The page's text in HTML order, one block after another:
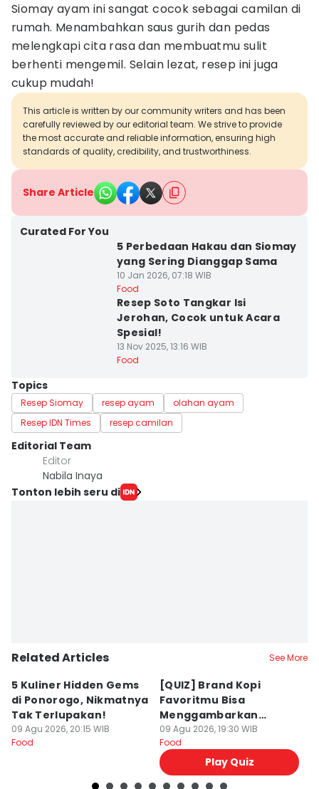
Siomay ayam ini sangat cocok sebagai camilan di
rumah. Menambahkan saus gurih dan pedas
melengkapi cita rasa dan membuatmu sulit
berhenti mengemil. Selain lezat, resep ini juga
cukup mudah!
This article is written by our community writers and has been
carefully reviewed by our editorial team. We strive to provide
the most accurate and reliable information, ensuring high
standards of quality, credibility, and trustworthiness.
Share Article
Curated For You
5 Perbedaan Hakau dan Siomay
yang Sering Dianggap Sama
10 Jan 2026, 07:18 WIB
Food
Resep Soto Tangkar Isi
Jerohan, Cocok untuk Acara
Spesial!
13 Nov 2025, 13:16 WIB
Food
Topics
Resep Siomay resep ayam
olahan ayam
Resep IDN Times
resep camilan
Editorial Team
Editor
Nabila Inaya
Tonton lebih seru di
Related Articles See More
5 Kuliner Hidden Gems
di Ponorogo, Nikmatnya
Tak Terlupakan!
09 Agu 2026, 20:15 WIB
Food
[QUIZ] Brand Kopi
Favoritmu Bisa
Menggambarkan
Kepribadianmu Lho!
09 Agu 2026, 19:30 WIB
Food
Play Quiz